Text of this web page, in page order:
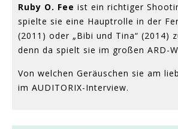
Ruby O. Fee ist ein richtiger
spielte sie eine Hauptrolle in der
(2011) oder „Bibi und Tina“ (2014)
denn da spielt sie im großen ARD-
Von welchen Geräuschen sie am
im AUDITORIX-Interview.